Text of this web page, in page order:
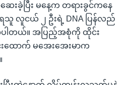
ခဲ့ပြီး မနေ့က တရားခွင်ကနေ
သူ လူငယ် ၂ ဦးရဲ့ DNA ပြန်လည်
ပါတယ်။ အပြည့်အစုံကို ထိုင်း
ောက် မအေးအေးမာက